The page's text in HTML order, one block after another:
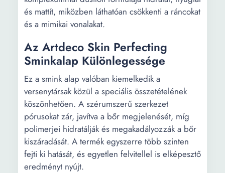
és mattít, miközben láthatóan csökkenti a ráncokat
és a mimikai vonalakat.
Az Artdeco Skin Perfecting
Sminkalap Különlegessége
Ez a smink alap valóban kiemelkedik a
versenytársak közül a speciális összetételének
köszönhetően. A szérumszerű szerkezet
pórusokat zár, javítva a bőr megjelenését, míg
polimerjei hidratálják és megakadályozzák a bőr
kiszáradását. A termék egyszerre több szinten
fejti ki hatását, és egyetlen felvitellel is elképesztő
eredményt nyújt.